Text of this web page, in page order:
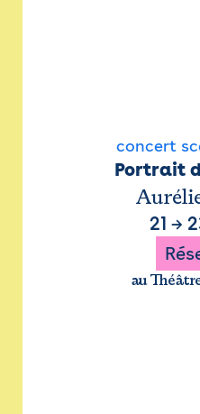
concert
Portrait
21 →
au